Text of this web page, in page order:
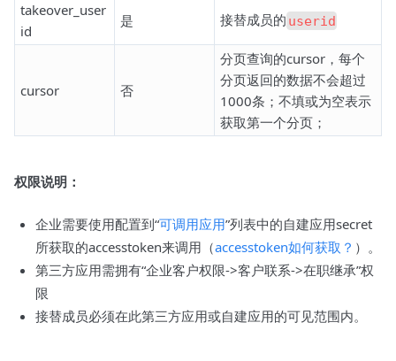
takeover_user
id
是 接替成员的 userid
cursor 否
分页查询的cursor，每个
分页返回的数据不会超过
1000条；不填或为空表示
获取第一个分页；
权限说明：
企业需要使用配置到“可调用应用”列表中的自建应用secret
所获取的accesstoken来调用（accesstoken如何获取？ ）。
第三方应用需拥有“企业客户权限->客户联系->在职继承”权
限
接替成员必须在此第三方应用或自建应用的可见范围内。